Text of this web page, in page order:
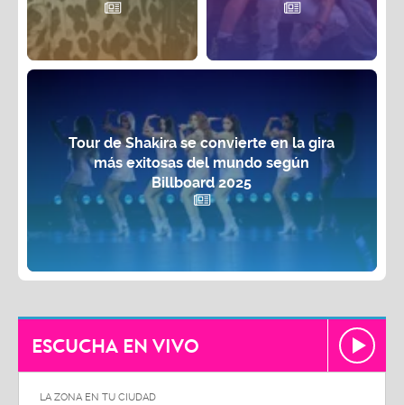
Tour de Shakira se convierte en la gira
más exitosas del mundo según
Billboard 2025
ESCUCHA EN VIVO
LA ZONA EN TU CIUDAD